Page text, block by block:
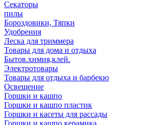
Секаторы
пилы
Бороздовики, Тяпки
Удобрения
Леска для триммера
Товары для дома и отдыха
Бытов.химия,клей.
Электротовары
Товары для отдыха и барбекю
Освещение
Горшки и кашпо
Горшки и кашпо пластик
Горшки и касеты для рассады
Горшки и кашпо керамика